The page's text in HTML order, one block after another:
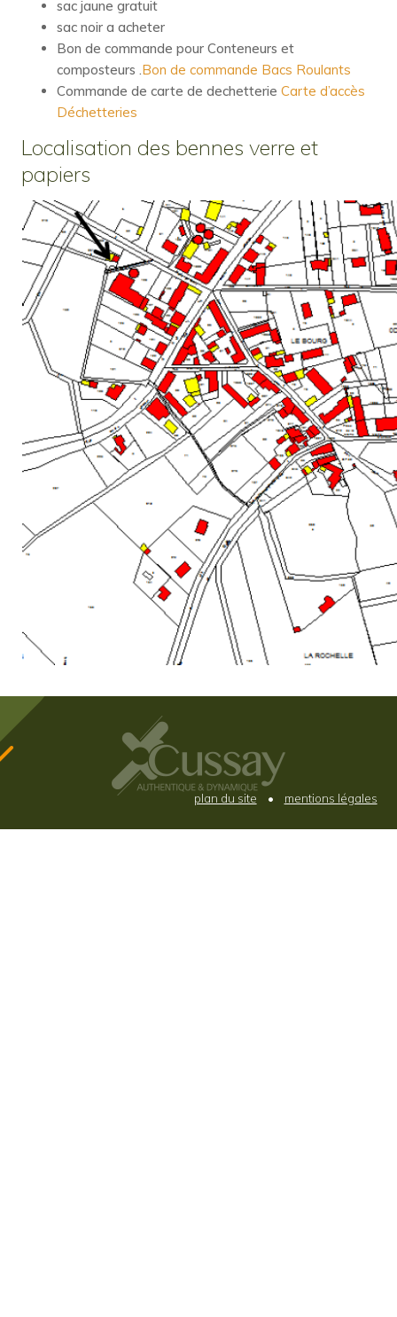
sac jaune gratuit
sac noir a acheter
Bon de commande pour Conteneurs et
composteurs .Bon de commande Bacs Roulants
Commande de carte de dechetterie Carte d’accès
Déchetteries
Localisation des bennes verre et
papiers
plan du site • mentions légales